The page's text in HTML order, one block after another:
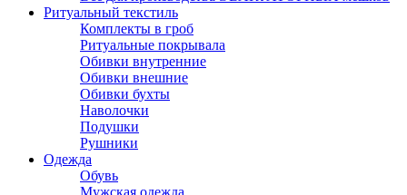
Ритуальный текстиль
Комплекты в гроб
Ритуальные покрывала
Обивки внутренние
Обивки внешние
Обивки бухты
Наволочки
Подушки
Рушники
Одежда
Обувь
Мужская одежда